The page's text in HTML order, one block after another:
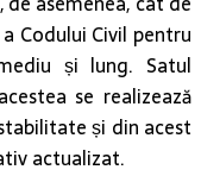
Codului Civil pentru
și lung. Satul
se realizează
și din acest
actualizat.